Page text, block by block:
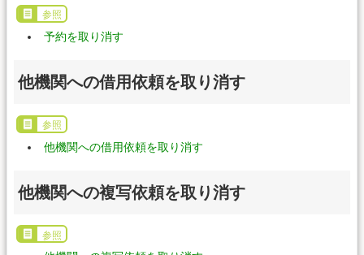
参照
予約を取り消す
他機関への借用依頼を取り消す
参照
他機関への借用依頼を取り消す
他機関への複写依頼を取り消す
参照